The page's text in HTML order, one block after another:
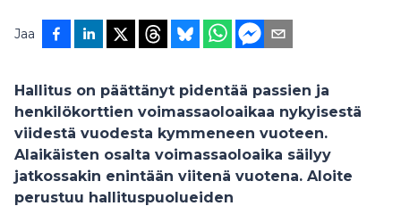
Jaa
Hallitus on päättänyt pidentää passien ja
henkilökorttien voimassaoloaikaa nykyisestä
viidestä vuodesta kymmeneen vuoteen.
Alaikäisten osalta voimassaoloaika säilyy
jatkossakin enintään viitenä vuotena. Aloite
perustuu hallituspuolueiden